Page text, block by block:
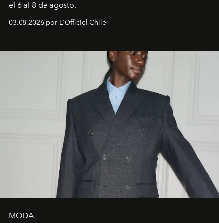
el 6 al 8 de agosto.
03.08.2026 por L'Officiel Chile
MODA